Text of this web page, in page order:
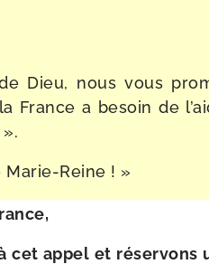
Dieu, nous vous
France a besoin de
Marie-Reine ! »
cet appel et